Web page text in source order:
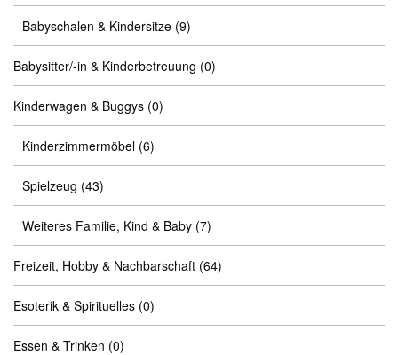
Babyschalen & Kindersitze (9)
Babysitter/-in & Kinderbetreuung (0)
Kinderwagen & Buggys (0)
Kinderzimmermöbel (6)
Spielzeug (43)
Weiteres Familie, Kind & Baby (7)
Freizeit, Hobby & Nachbarschaft (64)
Esoterik & Spirituelles (0)
Essen & Trinken (0)